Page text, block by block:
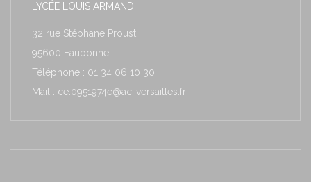
LYCÉE LOUIS ARMAND
32 rue Stéphane Proust
95600 Eaubonne
Téléphone : 01 34 06 10 30
Mail : ce.0951974e@ac-versailles.fr